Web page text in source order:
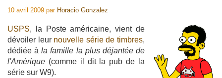
10 avril 2009 par Horacio Gonzalez
USPS, la Poste américaine, vient de
dévoiler leur nouvelle série de timbres,
dédiée àla famille la plus déjantée de
l'Amérique (comme il dit la pub de la
série sur W9).